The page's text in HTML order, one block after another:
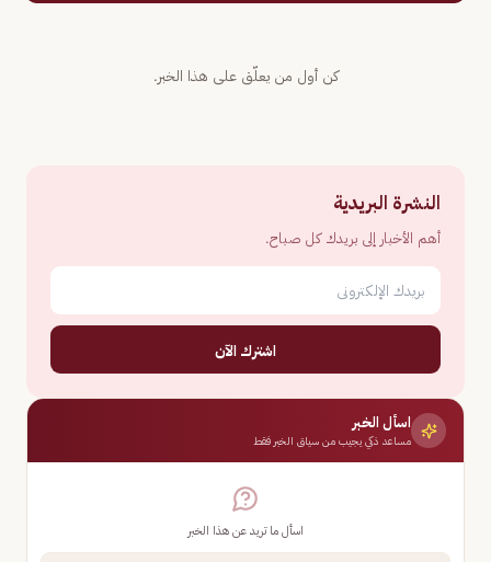
كن أول من يعلّق على هذا الخبر.
النشرة البريدية
أهم الأخبار إلى بريدك كل صباح.
اشترك الآن
اسأل الخبر
مساعد ذكي يجيب من سياق الخبر فقط
اسأل ما تريد عن هذا الخبر